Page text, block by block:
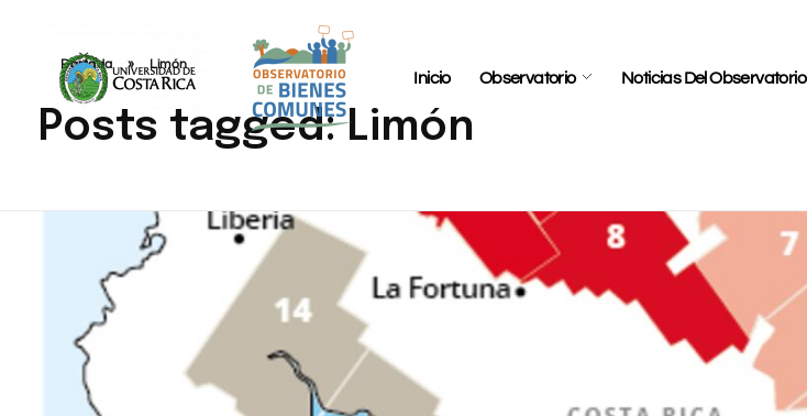
Inicio Observatorio Noticias Del Observatorio
Portada » Limón
Posts tagged: Limón